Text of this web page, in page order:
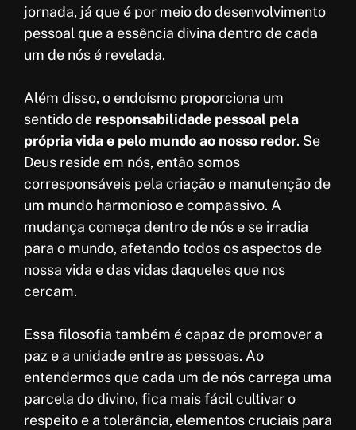
jornada, já que é por meio do desenvolvimento
pessoal que a essência divina dentro de cada
um de nós é revelada.
Além disso, o endoísmo proporciona um
sentido de responsabilidade pessoal pela
própria vida e pelo mundo ao nosso redor. Se
Deus reside em nós, então somos
corresponsáveis pela criação e manutenção de
um mundo harmonioso e compassivo. A
mudança começa dentro de nós e se irradia
para o mundo, afetando todos os aspectos de
nossa vida e das vidas daqueles que nos
cercam.
Essa filosofia também é capaz de promover a
paz e a unidade entre as pessoas. Ao
entendermos que cada um de nós carrega uma
parcela do divino, fica mais fácil cultivar o
respeito e a tolerância, elementos cruciais para